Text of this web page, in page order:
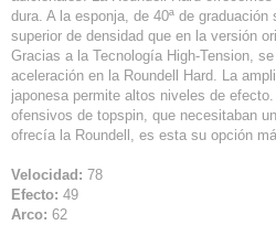
dura. A la esponja, de 40ª de
superior de densidad que en la versión
Gracias a la Tecnología High-Tension,
aceleración en la Roundell Hard. La
japonesa permite altos niveles de
ofensivos de topspin, que necesitaban
ofrecía la Roundell, es esta su opción
Velocidad: 78
Efecto: 49
Arco: 62